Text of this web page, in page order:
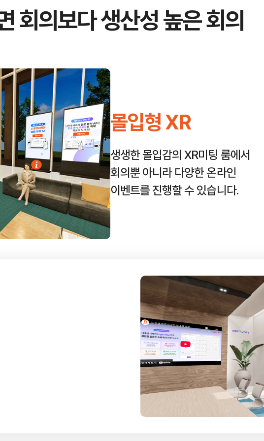
회의보다 생산성 높은 회의
몰입형 XR
생생한 몰입감의 XR미팅 룸에서
회의뿐 아니라 다양한 온라인
이벤트를 진행할 수 있습니다.